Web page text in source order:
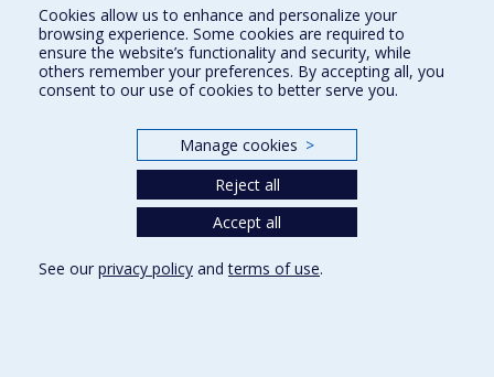
École d'urbanisme et d'architecture de paysage
Plan du site
Cookies allow us to enhance and personalize your
browsing experience. Some cookies are required to
ensure the website’s functionality and security, while
others remember your preferences. By accepting all, you
consent to our use of cookies to better serve you.
Manage cookies >
Reject all
Accept all
See our privacy policy andterms of use.